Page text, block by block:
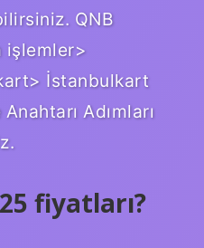
QNB
işlemler>
İstanbulkart
Adımları
fiyatları?